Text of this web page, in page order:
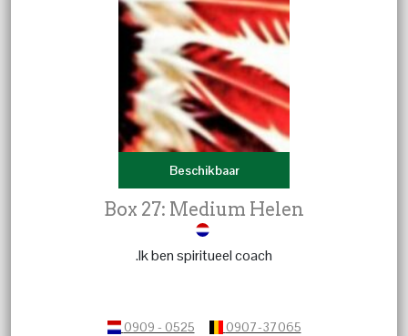
Beschikbaar
Box 27: Medium Helen
.Ik ben spiritueel coach
0909 - 0525 0907-37065